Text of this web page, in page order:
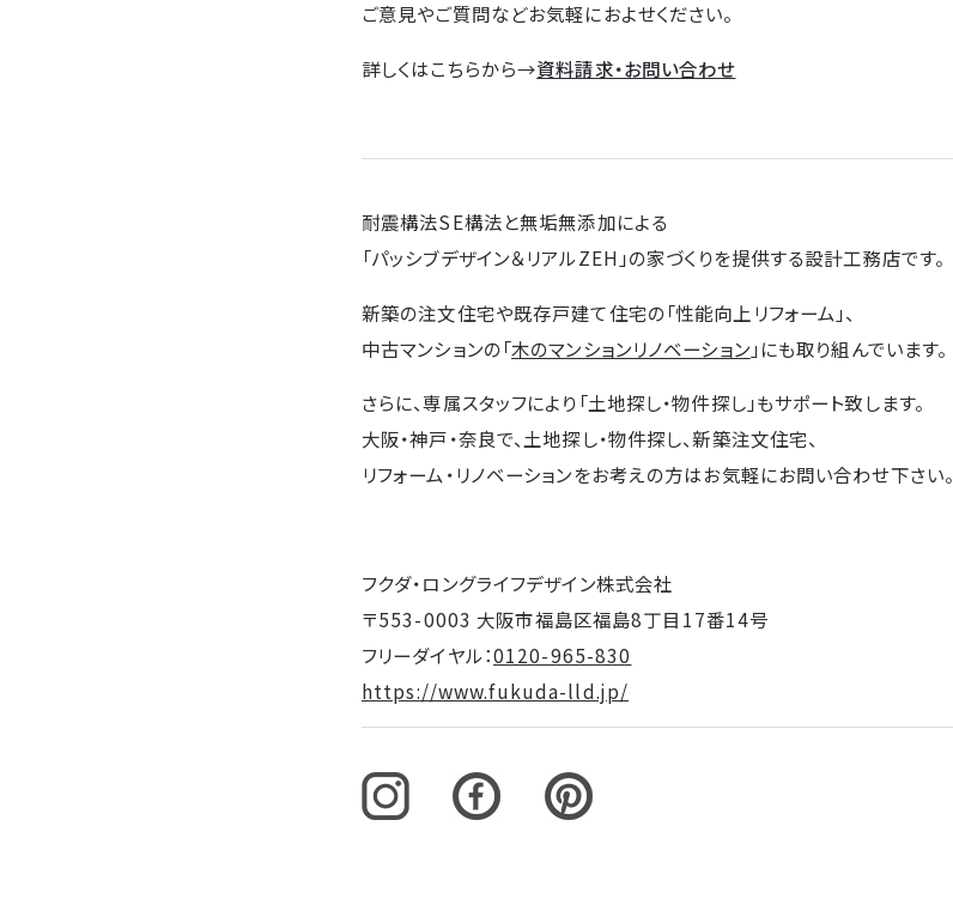
ご意見やご質問などお気軽におよせください。
詳しくはこちらから→資料請求・お問い合わせ
耐震構法SE構法と無垢無添加による
「パッシブデザイン＆リアルZEH」の家づくりを提供する設計工務店です。
新築の注文住宅や既存戸建て住宅の「性能向上リフォーム」、
中古マンションの「木のマンションリノベーション 」にも取り組んでいます。
さらに、専属スタッフにより「土地探し・物件探し」もサポート致します。
大阪・神戸・奈良で、土地探し・物件探し、新築注文住宅、
リフォーム・リノベーションをお考えの方はお気軽にお問い合わせ下さい。
フクダ・ロングライフデザイン株式会社
〒553-0003 大阪市福島区福島8丁目17番14号
フリーダイヤル：0120-965-830
https://www.fukuda-lld.jp/